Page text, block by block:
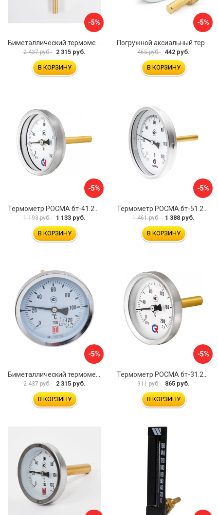
-5%
2 437 руб. 2 315 руб.
В КОРЗИНУ
-5%
465 руб. 442 руб.
В КОРЗИНУ
-5%
1 193 руб. 1 133 руб.
В КОРЗИНУ
-5%
1 461 руб. 1 388 руб.
В КОРЗИНУ
-5%
2 437 руб. 2 315 руб.
В КОРЗИНУ
-5%
911 руб. 865 руб.
В КОРЗИНУ